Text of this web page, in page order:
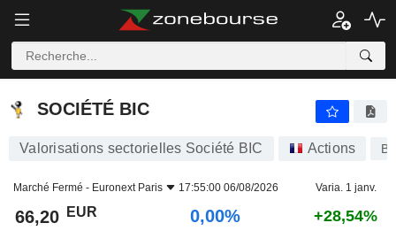
SOCIÉTÉ BIC
SOCIÉTÉ BIC
Valorisations sectorielles Société BIC Actions
Marché Fermé - Euronext Paris 17:55:00 06/08/2026 Varia. 1 janv.
66,20 EUR 0,00% +28,54%